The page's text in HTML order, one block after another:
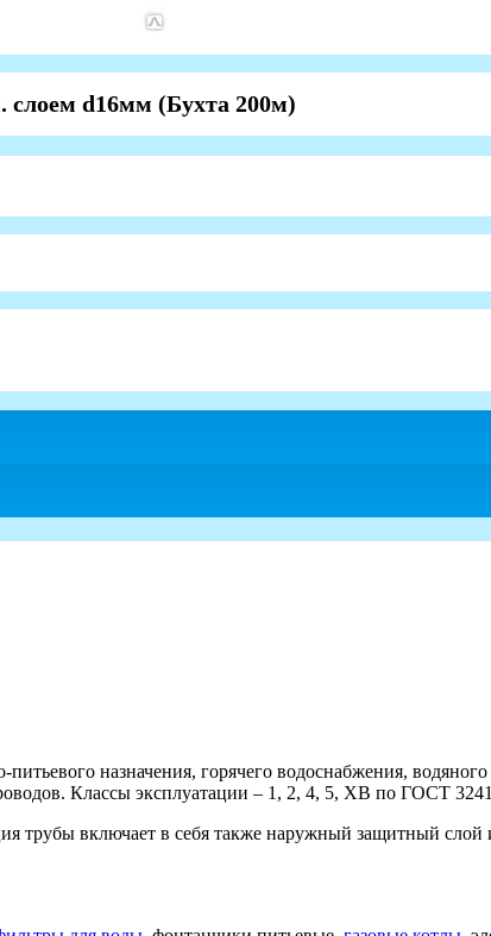
слоем d16мм (Бухта 200м)
назначения, горячего водоснабжения,
Классы эксплуатации – 1, 2, 4, 5, ХВ по ГОСТ
трубы включает в себя также наружный защитный